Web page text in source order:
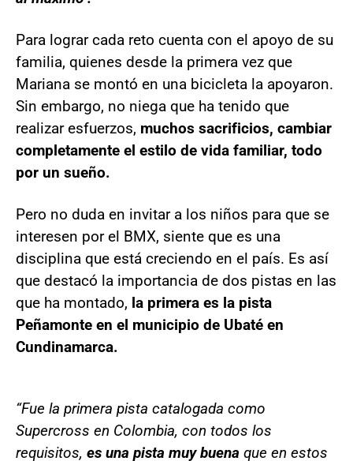
Para lograr cada reto cuenta con el apoyo de su
familia, quienes desde la primera vez que
Mariana se montó en una bicicleta la apoyaron.
Sin embargo, no niega que ha tenido que
realizar esfuerzos, muchos sacrificios, cambiar
completamente el estilo de vida familiar, todo
por un sueño.
Pero no duda en invitar a los niños para que se
interesen por el BMX, siente que es una
disciplina que está creciendo en el país. Es así
que destacó la importancia de dos pistas en las
que ha montado, la primera es la pista
Peñamonte en el municipio de Ubaté en
Cundinamarca.
“Fue la primera pista catalogada como
Supercross en Colombia, con todos los
requisitos, es una pista muy buena que en estos